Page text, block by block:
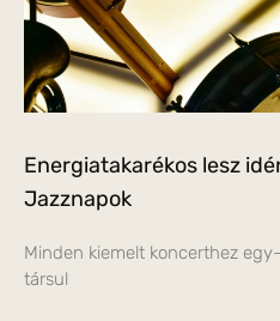
Energiatakarékos lesz
Jazznapok
Minden kiemelt koncerthez
társul